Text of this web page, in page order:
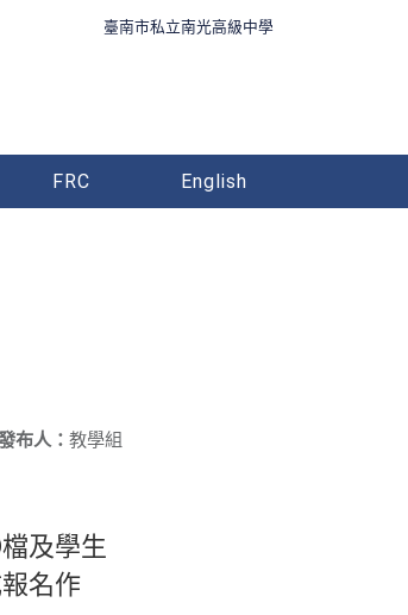
臺南市私立南光高級中學
FRC English
布人： 教學組
及學生
名作